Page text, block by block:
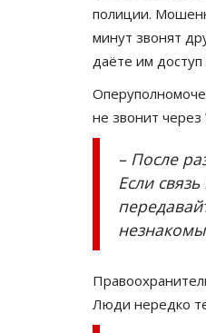
полиции.
минут звонят
даёте им доступ
не звонит через
– После
Если
Люди нередко